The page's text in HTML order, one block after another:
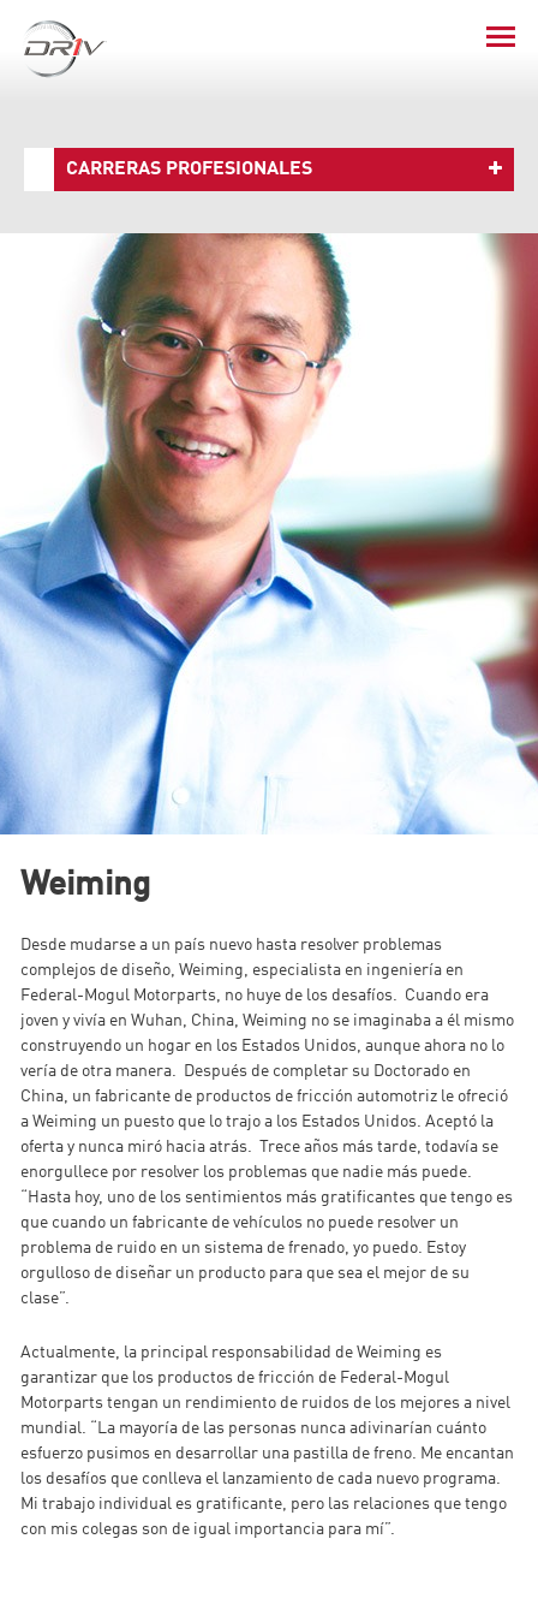
CARRERAS PROFESIONALES
Weiming
Desde mudarse a un país nuevo hasta resolver problemas
complejos de diseño, Weiming, especialista en ingeniería en
Federal-Mogul Motorparts, no huye de los desafíos. Cuando era
joven y vivía en Wuhan, China, Weiming no se imaginaba a él mismo
construyendo un hogar en los Estados Unidos, aunque ahora no lo
vería de otra manera. Después de completar su Doctorado en
China, un fabricante de productos de fricción automotriz le ofreció
a Weiming un puesto que lo trajo a los Estados Unidos. Aceptó la
oferta y nunca miró hacia atrás. Trece años más tarde, todavía se
enorgullece por resolver los problemas que nadie más puede.
“Hasta hoy, uno de los sentimientos más gratificantes que tengo es
que cuando un fabricante de vehículos no puede resolver un
problema de ruido en un sistema de frenado, yo puedo. Estoy
orgulloso de diseñar un producto para que sea el mejor de su
clase”.
Actualmente, la principal responsabilidad de Weiming es
garantizar que los productos de fricción de Federal-Mogul
Motorparts tengan un rendimiento de ruidos de los mejores a nivel
mundial. “La mayoría de las personas nunca adivinarían cuánto
esfuerzo pusimos en desarrollar una pastilla de freno. Me encantan
los desafíos que conlleva el lanzamiento de cada nuevo programa.
Mi trabajo individual es gratificante, pero las relaciones que tengo
con mis colegas son de igual importancia para mí”.